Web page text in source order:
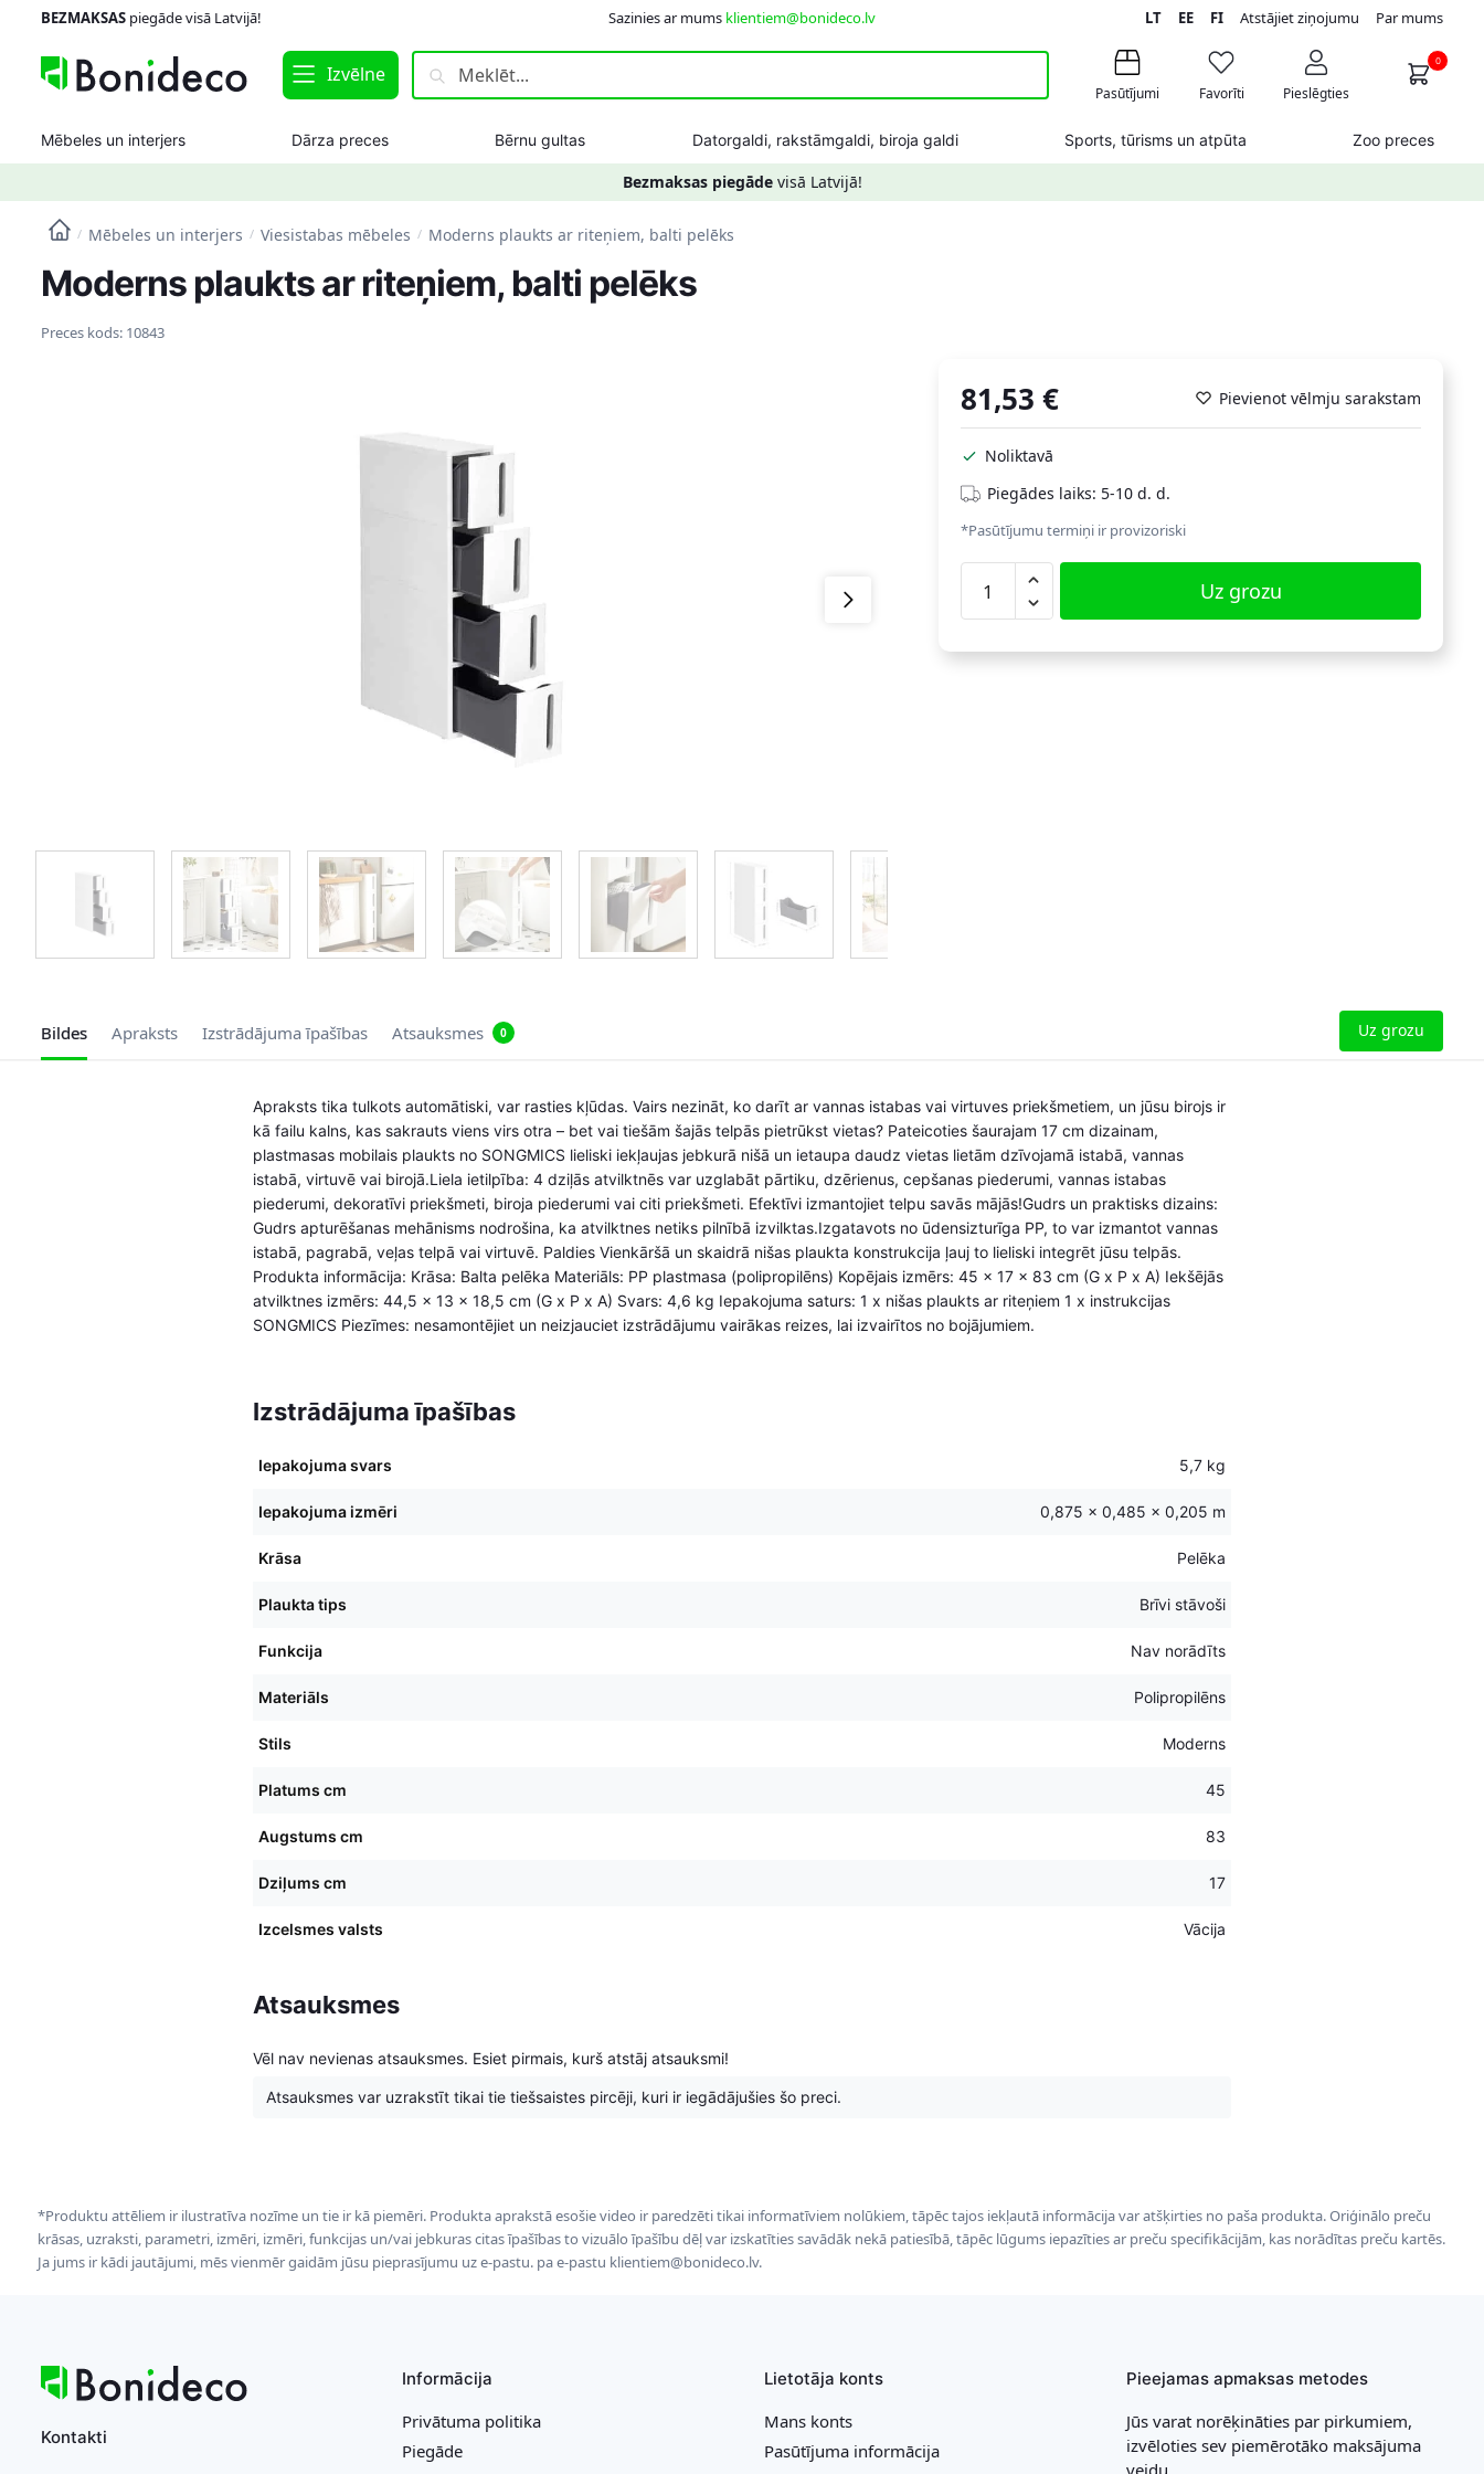
navigation
content
BEZMAKSASpiegāde visā Latvijā! Sazinies ar mums klientiem@bonideco.lv LT EE FIAtstājiet ziņojumu Par mums
Izvēlne
Meklēt:
Pasūtījumi Favorīti Pieslēgties
0
Mēbeles un interjers Dārza preces Bērnu gultas Datorgaldi, rakstāmgaldi, biroja galdi Sports, tūrisms un atpūta Zoo preces
Bezmaksas piegādevisā Latvijā!
/ Mēbeles un interjers / Viesistabas mēbeles / Moderns plaukts ar riteņiem, balti pelēks
Moderns plaukts ar riteņiem, balti pelēks
Preces kods: 10843
81,53 € Pievienot vēlmju sarakstam
Noliktavā
Piegādes laiks: 5-10 d. d.
*Pasūtījumu termiņi ir provizoriski
plaukts
ar
Uz grozu
Bildes Apraksts Izstrādājuma īpašības Atsauksmes 0 Uz grozu
Apraksts tika tulkots automātiski, var rasties kļūdas. Vairs nezināt, ko darīt ar vannas istabas vai virtuves priekšmetiem, un jūsu birojs ir
kā failu kalns, kas sakrauts viens virs otra – bet vai tiešām šajās telpās pietrūkst vietas? Pateicoties šaurajam 17 cm dizainam,
plastmasas mobilais plaukts no SONGMICS lieliski iekļaujas jebkurā nišā un ietaupa daudz vietas lietām dzīvojamā istabā, vannas
istabā, virtuvē vai birojā.Liela ietilpība: 4 dziļās atvilktnēs var uzglabāt pārtiku, dzērienus, cepšanas piederumi, vannas istabas
piederumi, dekoratīvi priekšmeti, biroja piederumi vai citi priekšmeti. Efektīvi izmantojiet telpu savās mājās!Gudrs un praktisks dizains:
Gudrs apturēšanas mehānisms nodrošina, ka atvilktnes netiks pilnībā izvilktas.Izgatavots no ūdensizturīga PP, to var izmantot vannas
istabā, pagrabā, veļas telpā vai virtuvē. Paldies Vienkāršā un skaidrā nišas plaukta konstrukcija ļauj to lieliski integrēt jūsu telpās.
Produkta informācija: Krāsa: Balta pelēka Materiāls: PP plastmasa (polipropilēns) Kopējais izmērs: 45 x 17 x 83 cm (G x P x A) Iekšējās
atvilktnes izmērs: 44,5 x 13 x 18,5 cm (G x P x A) Svars: 4,6 kg Iepakojuma saturs: 1 x nišas plaukts ar riteņiem 1 x instrukcijas
SONGMICS Piezīmes: nesamontējiet un neizjauciet izstrādājumu vairākas reizes, lai izvairītos no bojājumiem.
Izstrādājuma īpašības
Iepakojuma svars 5,7 kg
Iepakojuma izmēri 0,875 × 0,485 × 0,205 m
Krāsa Pelēka
Plaukta tips Brīvi stāvoši
Funkcija Nav norādīts
Materiāls Polipropilēns
Stils Moderns
Platums cm 45
Augstums cm 83
Dziļums cm 17
Izcelsmes valsts Vācija
Atsauksmes
Vēl nav nevienas atsauksmes. Esiet pirmais, kurš atstāj atsauksmi!
Atsauksmes var uzrakstīt tikai tie tiešsaistes pircēji, kuri ir iegādājušies šo preci.
*Produktu attēliem ir ilustratīva nozīme un tie ir kā piemēri. Produkta aprakstā esošie video ir paredzēti tikai informatīviem nolūkiem, tāpēc tajos iekļautā informācija var atšķirties no paša produkta. Oriģinālo preču
krāsas, uzraksti, parametri, izmēri, izmēri, funkcijas un/vai jebkuras citas īpašības to vizuālo īpašību dēļ var izskatīties savādāk nekā patiesībā, tāpēc lūgums iepazīties ar preču specifikācijām, kas norādītas preču kartēs.
Ja jums ir kādi jautājumi, mēs vienmēr gaidām jūsu pieprasījumu uz e-pastu. pa e-pastu klientiem@bonideco.lv.
Kontakti
Informācija
Privātuma politika
Piegāde
Lietotāja konts
Mans konts
Pasūtījuma informācija
Pieejamas apmaksas metodes
Jūs varat norēķināties par pirkumiem,
izvēloties sev piemērotāko maksājuma
veidu.